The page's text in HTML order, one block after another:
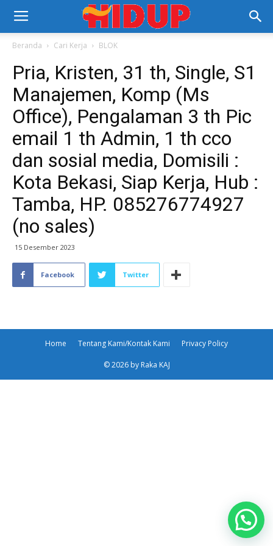
Beranda Cari Kerja BLOK
Pria, Kristen, 31 th, Single, S1
Manajemen, Komp (Ms
Office), Pengalaman 3 th Pic
email 1 th Admin, 1 th cco
dan sosial media, Domisili :
Kota Bekasi, Siap Kerja, Hub :
Tamba, HP. 085276774927
(no sales)
15 Desember 2023
Facebook Twitter
Home Tentang Kami/Kontak Kami Privacy Policy
© 2026 by Raka KAJ